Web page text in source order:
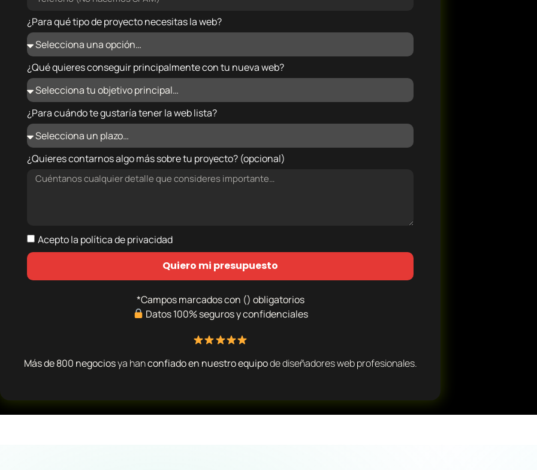
¿Para qué tipo de proyecto necesitas la web?
¿Qué quieres conseguir principalmente con tu nueva web?
¿Para cuándo te gustaría tener la web lista?
¿Quieres contarnos algo más sobre tu proyecto? (opcional)
Acepto la política de privacidad
Quiero mi presupuesto
*Campos marcados con () obligatorios
Datos 100% seguros y confidenciales
Más de 800 negociosya hanconfiado en nuestro equipode diseñadores web profesionales.